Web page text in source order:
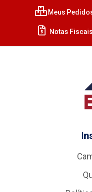
Meus
Notas Fiscais